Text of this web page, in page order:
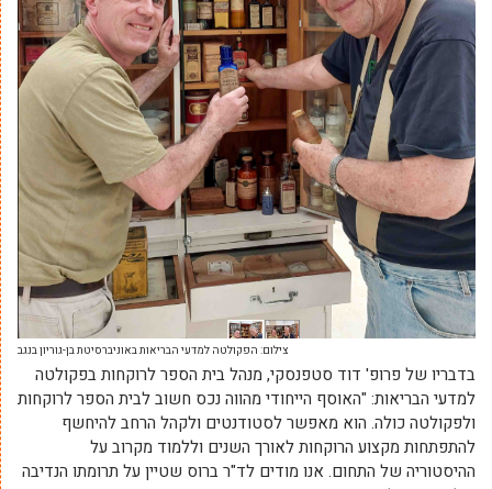
צילום: הפקולטה למדעי הבריאות באוניברסיטת בן-גוריון בנגב
בדבריו של פרופ' דוד סטפנסקי, מנהל בית הספר לרוקחות בפקולטה
למדעי הבריאות: "האוסף הייחודי מהווה נכס חשוב לבית הספר לרוקחות
ולפקולטה כולה. הוא מאפשר לסטודנטים ולקהל הרחב להיחשף
להתפתחות מקצוע הרוקחות לאורך השנים וללמוד מקרוב על
ההיסטוריה של התחום. אנו מודים לד"ר ברוס שטיין על תרומתו הנדיבה